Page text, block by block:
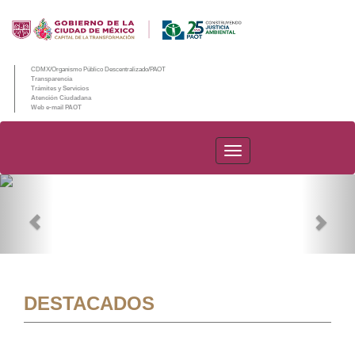
CDMX/Organismo Público Descentralizado/PAOT
Transparencia
Trámites y Servicios
Atención Ciudadana
Web e-mail PAOT
PAOT
DESTACADOS